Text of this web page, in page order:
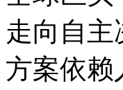
走向自
方案依赖